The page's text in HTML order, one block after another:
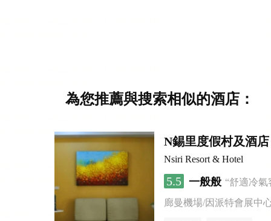
為您推薦與搜索相似的酒店：
N錫里度假村及酒店
Nsiri Resort & Hotel
5.5 一般般 “舒適冷
廊曼機場/因派特會展中